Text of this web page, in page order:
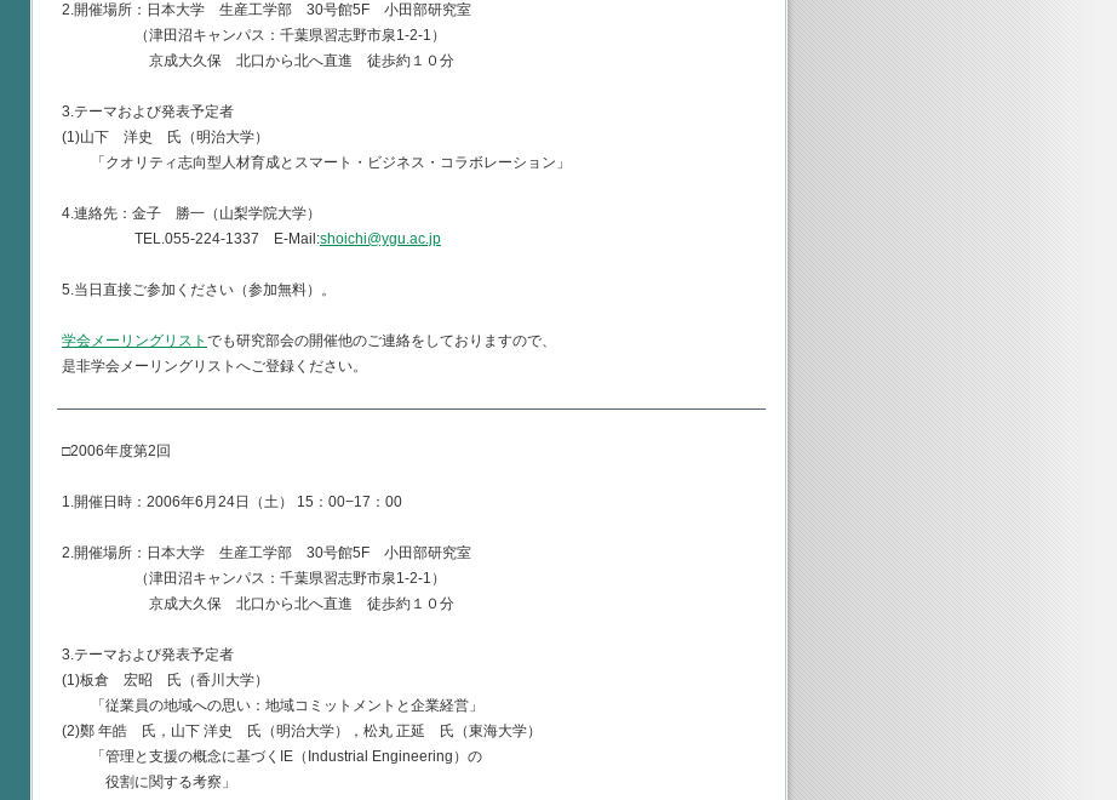
2.開催場所：日本大学 生産工学部 30号館5F 小田部研究室
（津田沼キャンパス：千葉県習志野市泉1-2-1）
京成大久保 北口から北へ直進 徒歩約１０分
3.テーマおよび発表予定者
(1)山下 洋史 氏（明治大学）
「クオリティ志向型人材育成とスマート・ビジネス・コラボレーション」
4.連絡先：金子 勝一（山梨学院大学）
TEL.055-224-1337 E-Mail:shoichi@ygu.ac.jp
5.当日直接ご参加ください（参加無料）。
学会メーリングリスト でも研究部会の開催他のご連絡をしておりますので、
是非学会メーリングリストへご登録ください。
□2006年度第2回
1.開催日時：2006年6月24日（土） 15：00−17：00
2.開催場所：日本大学 生産工学部 30号館5F 小田部研究室
（津田沼キャンパス：千葉県習志野市泉1-2-1）
京成大久保 北口から北へ直進 徒歩約１０分
3.テーマおよび発表予定者
(1)板倉 宏昭 氏（香川大学）
「従業員の地域への思い：地域コミットメントと企業経営」
(2)鄭 年皓 氏，山下 洋史 氏（明治大学），松丸 正延 氏（東海大学）
「管理と支援の概念に基づくIE（Industrial Engineering）の
役割に関する考察」